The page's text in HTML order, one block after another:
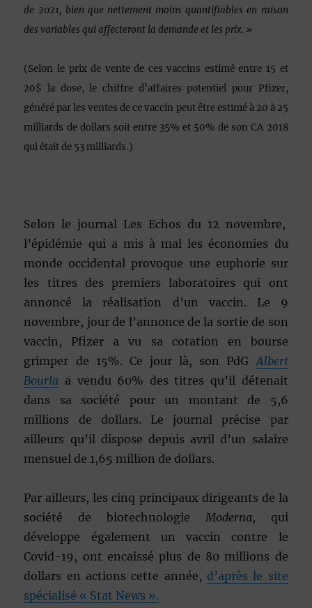
de 2021, bien que nettement moins quantifiables en raison
des variables qui affecteront la demande et les prix. »
(Selon le prix de vente de ces vaccins estimé entre 15 et
20$ la dose, le chiffre d’affaires potentiel pour Pfizer,
généré par les ventes de ce vaccin peut être estimé à 20 à 25
milliards de dollars soit entre 35% et 50% de son CA 2018
qui était de 53 milliards.)
Selon le journal Les Echos du 12 novembre,
l’épidémie qui a mis à mal les économies du
monde occidental provoque une euphorie sur
les titres des premiers laboratoires qui ont
annoncé la réalisation d’un vaccin. Le 9
novembre, jour de l’annonce de la sortie de son
vaccin, Pfizer a vu sa cotation en bourse
grimper de 15%. Ce jour là, son PdG Albert
Bourla a vendu 60% des titres qu’il détenait
dans sa société pour un montant de 5,6
millions de dollars. Le journal précise par
ailleurs qu’il dispose depuis avril d’un salaire
mensuel de 1,65 million de dollars.
Par ailleurs, les cinq principaux dirigeants de la
société de biotechnologie Moderna, qui
développe également un vaccin contre le
Covid-19, ont encaissé plus de 80 millions de
dollars en actions cette année, d’après le site
spécialisé « Stat News ».